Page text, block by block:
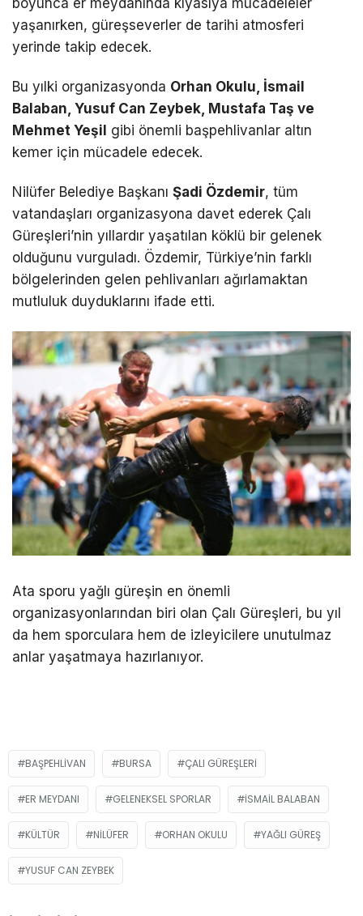
boyunca er meydanında kıyasıya mücadeleler
yaşanırken, güreşseverler de tarihi atmosferi
yerinde takip edecek.
Bu yılki organizasyonda Orhan Okulu, İsmail
Balaban, Yusuf Can Zeybek, Mustafa Taş ve
Mehmet Yeşil gibi önemli başpehlivanlar altın
kemer için mücadele edecek.
Nilüfer Belediye Başkanı Şadi Özdemir, tüm
vatandaşları organizasyona davet ederek Çalı
Güreşleri’nin yıllardır yaşatılan köklü bir gelenek
olduğunu vurguladı. Özdemir, Türkiye’nin farklı
bölgelerinden gelen pehlivanları ağırlamaktan
mutluluk duyduklarını ifade etti.
Ata sporu yağlı güreşin en önemli
organizasyonlarından biri olan Çalı Güreşleri, bu yıl
da hem sporculara hem de izleyicilere unutulmaz
anlar yaşatmaya hazırlanıyor.
BAŞPEHLIVAN BURSA ÇALI GÜREŞLERI
ER MEYDANI GELENEKSEL SPORLAR İSMAIL BALABAN
KÜLTÜR NILÜFER ORHAN OKULU YAĞLI GÜREŞ
YUSUF CAN ZEYBEK